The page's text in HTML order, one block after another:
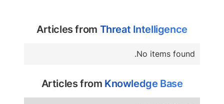
Articles from Threat Intelligence
No items found.
Articles from Knowledge Base